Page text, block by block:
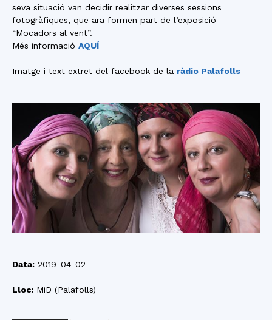
seva situació van decidir realitzar diverses sessions
fotogràfiques, que ara formen part de l’exposició
“Mocadors al vent”.
Més informació AQUÍ
Imatge i text extret del facebook de la ràdio Palafolls
Data: 2019-04-02
Lloc: MiD (Palafolls)